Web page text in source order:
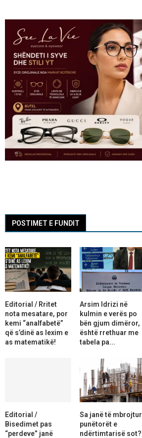
POSTIMET E FUNDIT
Editorial / Rritet
nota mesatare, por
kemi “analfabetë”
që s’dinë as lexim e
as matematikë!
Arsim Idrizi në
kulmin e verës po
bën gjum dimëror,
është rrethuar me
tabela pa...
Editorial /
Bisedimet pas
“perdeve” janë
Sa janë të mbrojtur
punëtorët e
ndërtimtarisë sot?